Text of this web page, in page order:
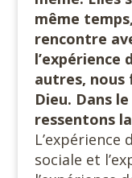
même
rencontre
l’expérience
autres, nous
Dieu. Dans
ressentons
L’expérience
sociale et